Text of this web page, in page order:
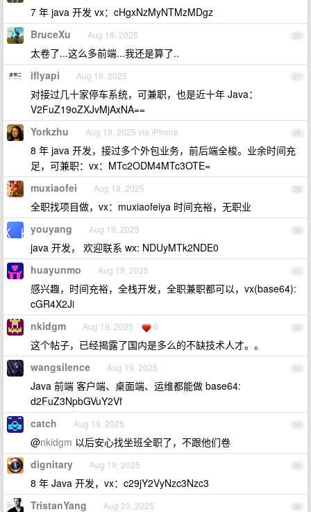
7 年 java 开发 vx：cHgxNzMyNTMzMDgz
26
BruceXu Aug 19, 2025
太卷了...这么多前端...我还是算了..
27
iflyapi Aug 19, 2025
对接过几十家停车系统，可兼职，也是近十年 Java：
V2FuZ19oZXJvMjAxNA==
28
Yorkzhu Aug 19, 2025 via iPhone
8 年 java 开发，接过多个外包业务，前后端全梭。业余时间充
足，可兼职：vx：MTc2ODM4MTc3OTE=
29
muxiaofei Aug 19, 2025
全职找项目做，vx：muxiaofeiya 时间充裕，无职业
30
youyang Aug 19, 2025
java 开发， 欢迎联系 wx: NDUyMTk2NDE0
31
huayunmo Aug 19, 2025
感兴趣，时间充裕，全栈开发，全职兼职都可以，vx(base64):
cGR4X2Ji
32
nkidgm Aug 19, 2025 6
这个帖子，已经揭露了国内是多么的不缺技术人才。。
33
wangsilence Aug 19, 2025
Java 前端 客户端、桌面端、运维都能做 base64:
d2FuZ3NpbGVuY2Vf
34
catch Aug 19, 2025
@nkidgm 以后安心找坐班全职了，不跟他们卷
35
dignitary Aug 19, 2025
8 年 Java 开发，vx：c29jY2VyNzc3Nzc3
36
TristanYang Aug 20, 2025